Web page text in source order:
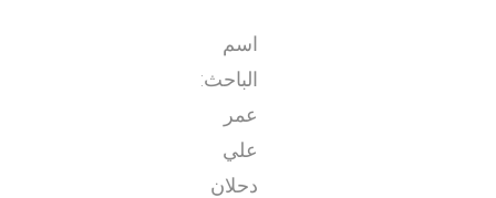
اسم
الباحث:
عمر
علي
دحلان